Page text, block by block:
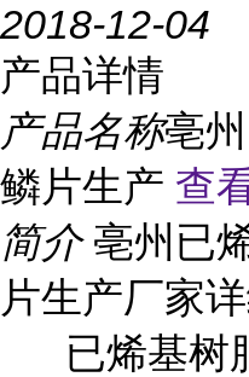
2018-12-04
产品详情
产品名称亳
鳞片生产 查
简介 亳州已
片生产厂家
已烯基树